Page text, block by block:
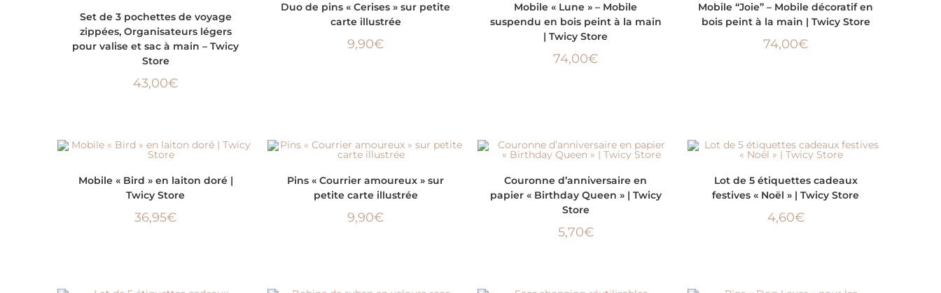
Set de 3 pochettes de voyage
zippées, Organisateurs légers
pour valise et sac à main – Twicy
Store
43,00€
Duo de pins « Cerises » sur petite
carte illustrée
9,90€
Mobile « Lune » – Mobile
suspendu en bois peint à la main
| Twicy Store
74,00€
Mobile “Joie” – Mobile décoratif en
bois peint à la main | Twicy Store
74,00€
Mobile « Bird » en laiton doré |
Twicy Store
36,95€
Pins « Courrier amoureux » sur
petite carte illustrée
9,90€
Couronne d’anniversaire en
papier « Birthday Queen » | Twicy
Store
5,70€
Lot de 5 étiquettes cadeaux
festives « Noël » | Twicy Store
4,60€